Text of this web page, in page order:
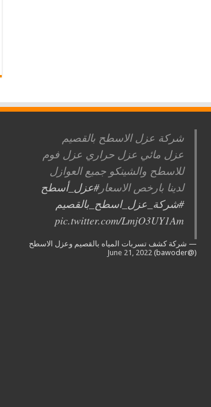
شركة عزل الاسطح بالقصيم
عزل مائي عزل حراري عزل فوم
للاسطح والشينكو جميع العوازل
لدينا بارخص الاسعار#عزل_أسطح
#شركة_عزل_اسطح_بالقصيم
pic.twitter.com/LmjO3UY1Am
— شركة كشف تسربات المياه بالقصيم وعزل الاسطح
(@bawoder)
June 21, 2022